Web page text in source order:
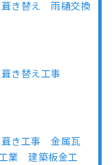
き替え 雨樋交換
き替え工事
き工事 金属瓦
業 建築板金工